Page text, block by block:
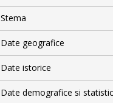
Stema
Date geografice
Date istorice
Date demografice si